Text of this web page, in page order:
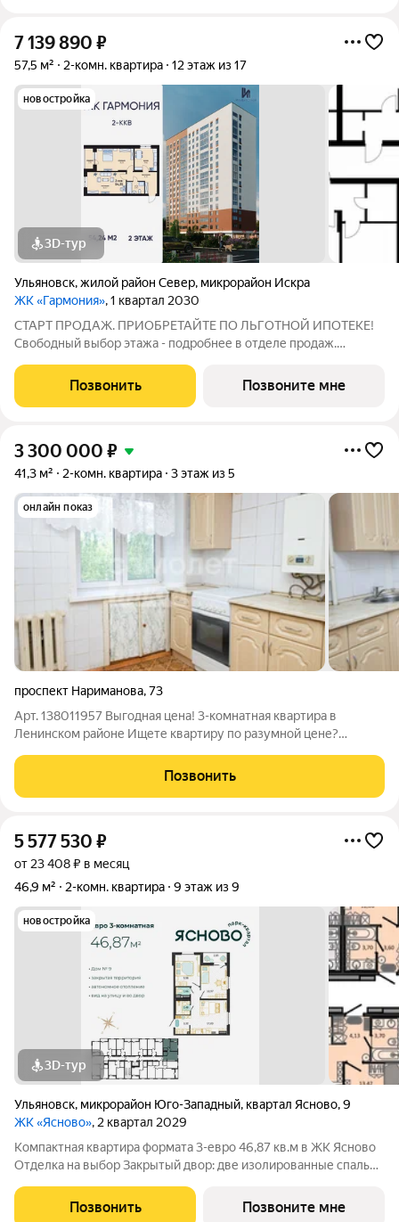
7 139 890 ₽
57,5 м² 2-комн. квартира 12 этаж из 17
новостройка
3D-тур
Ульяновск,жилой район Север, микрорайон Искра
ЖК «Гармония», 1 квартал 2030
СТАРТ ПРОДАЖ. ПРИОБРЕТАЙТЕ ПО ЛЬГОТНОЙ ИПОТЕКЕ!
Свободный выбор этажа - подробнее в отделе продаж.
решение для молодой семьи или тех, кто ценит комфорт и
функциональность: отдельная спальня
Позвонить Позвоните мне
3 300 000 ₽
41,3 м² 2-комн. квартира 3 этаж из 5
онлайн показ
проспект Нариманова,73
Арт. 138011957 Выгодная цена! 3-комнатная квартира в
Ленинском районе Ищете квартиру по разумной цене?
купить жильё и сделать ремонт полностью под себя, не
переплачивая за чужой дизайн. О
Позвонить
5 577 530 ₽
от 23 408 ₽ в месяц
46,9 м²
2-комн. квартира 9 этаж из 9
новостройка
3D-тур
Ульяновск, микрорайон Юго-Западный, квартал Ясново,9
ЖК «Ясново», 2 квартал 2029
Компактная квартира формата 3-евро 46,87 кв.м в ЖК Ясново
Отделка на выбор Закрытый двор: две изолированные спальни
семьей и принимать гостей. О квартире: удобное зонирование:
личное
Позвонить Позвоните мне